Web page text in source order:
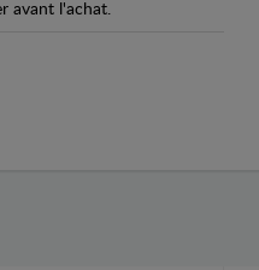
avant l'achat.